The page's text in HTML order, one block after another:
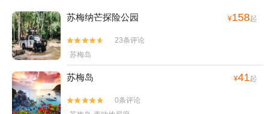
苏梅纳芒探险公园 ¥158起


23条评论
苏梅岛
苏梅岛 ¥41起


0条评论